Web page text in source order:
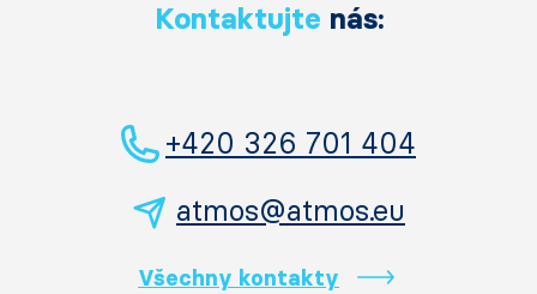
Kontaktujte nás:
+420 326 701 404
atmos@atmos.eu
Všechny kontakty